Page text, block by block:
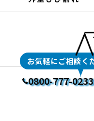
0800-777-0233
© 2026 神奈川県横浜の外壁塗